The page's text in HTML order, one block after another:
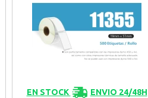
EN STOCK ENVIO 24/48H